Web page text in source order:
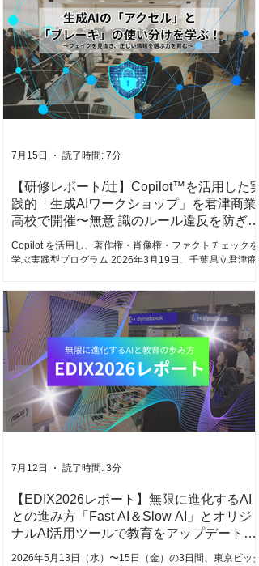
【研修レポート/辻】Copilot™︎を活用した実
践的「生成AIワークショップ」を君津商業
高校で開催〜無意 識のルール違反を防ぎ、
正しく使いこなす！〜（26.03.19実施）
Copilot を活用し、著作権・肖像権・ファクトチェックを
学ぶ実践型プログラム 2026年3月19日、千葉県立君津商
ークショップを実施しました。 本ワークショップの目的
は、生成AIを「便利な道具」として体験するだけではあり
ません。生徒が著作権・肖像権・フェイク画像・情報の
真偽確認といった現代的な課題を理解し、ルールを守り
ながら創造的にAIを活用できる力を育てることを目指しま
した。 生成AIは、文章作成、画像生成、プログラミン
グ、アイデア整理など、学習や進路探究の可能性を広げ
る技術です。 一方で、既存キャラクター、著名人、友人
の写真、学校内の情報などを不用意に扱うと、本人に悪
意がなくてもトラブルにつながる可能性があります。 そ
こで今回の研修では、AI活用の「楽しさ」と「注意すべき
い 今回のプログラムでは、主に次の4点を重視しました。
作権・肖像権・個人情報への配慮を、具
7月15日 読了時間: 7分
【EDIX2026レポート】無限に進化するAI
との進み方「Fast AI＆Slow AI」とオリジ
ナルAI活用ツールで教育をアップデート！
（2026.05.13〜14実施）
2026年5月13日（水）〜15日（金）の3日間、東京ビッグ
7月12日 読了時間: 3分